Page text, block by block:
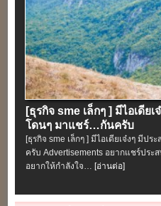
[ธุรกิจ sme เล็กๆ ] มีไอเดีย
โดนๆ มาแชร์…กันครับ
[ธุรกิจ sme เล็กๆ ] มีไอเดียเจ๋งๆ มี
ครับ Advertisements อยากแชร์ป
อยากให้กำลังใจ… [อ่านต่อ]